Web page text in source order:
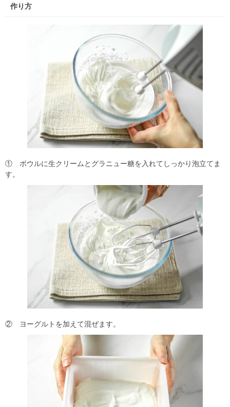
作り方
① ボウルに生クリームとグラニュー糖を入れてしっかり泡立てま
す。
② ヨーグルトを加えて混ぜます。